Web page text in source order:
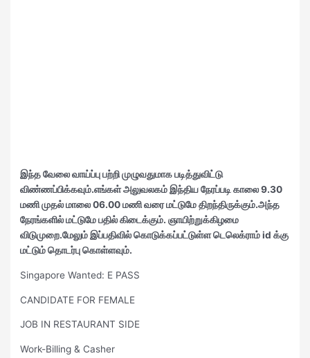
இந்த வேலை வாய்ப்பு பற்றி முழுவதுமாக படித்துவிட்டு
விண்ணப்பிக்கவும்.எங்கள் அலுவலகம் இந்திய நேரப்படி காலை 9.30
மணி முதல் மாலை 06.00 மணி வரை மட்டுமே திறந்திருக்கும்.அந்த
நேரங்களில் மட்டுமே பதில் கிடைக்கும். ஞாயிற்றுக்கிழமை
விடுமுறை.மேலும் இப்பதிவில் கொடுக்கப்பட்டுள்ள டெலெக்ராம் id க்கு
மட்டும் தொடர்பு கொள்ளவும்.
Singapore Wanted: E PASS
CANDIDATE FOR FEMALE
JOB IN RESTAURANT SIDE
Work-Billing & Casher